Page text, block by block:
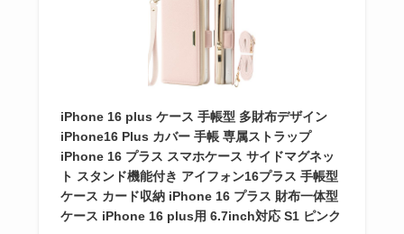
iPhone 16 plus ケース 手帳型 多財布デザイン
iPhone16 Plus カバー 手帳 専属ストラップ
iPhone 16 プラス スマホケース サイドマグネッ
ト スタンド機能付き アイフォン16プラス 手帳型
ケース カード収納 iPhone 16 プラス 財布一体型
ケース iPhone 16 plus用 6.7inch対応 S1 ピンク